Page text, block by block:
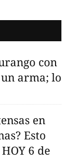
con
arma; lo
en
Esto
6 de